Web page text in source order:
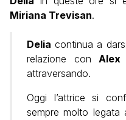
Miriana Trevisan.
Delia continua a
relazione conAlex
attraversando.
Oggi l’attrice si
sempre molto legata